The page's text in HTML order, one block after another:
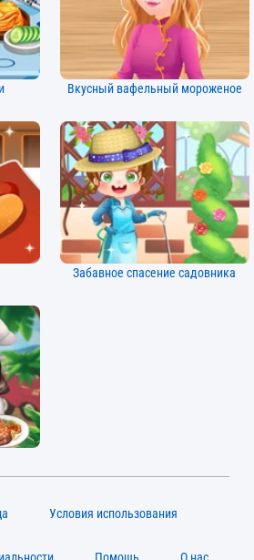
Вкусный вафельный мороженое
Забавное спасение садовника
Условия использования